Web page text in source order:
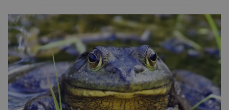
jsou alergičtí. Jejich imunitní systém
přecitlivěle reaguje na proteiny obsažené v
psích slinách, potu, moči a šupinkách kůže,
zachycených v srsti. Vědci nyní geneticky
upravili psy, aby […]